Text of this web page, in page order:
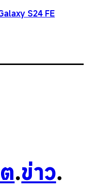
S24 FE
.ข่าว.